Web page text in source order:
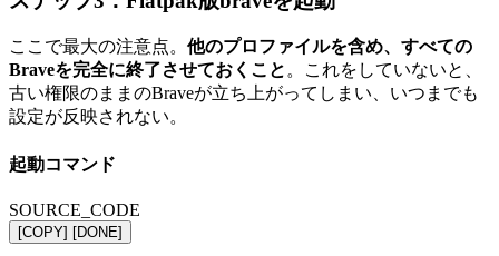
ここで最大の注意点。 他のプロファイルを含め、すべての
Braveを完全に終了させておくこと 。これをしていないと、
古い権限のままのBraveが立ち上がってしまい、いつまでも
設定が反映されない。
起動コマンド
SOURCE_CODE
[COPY] [DONE]